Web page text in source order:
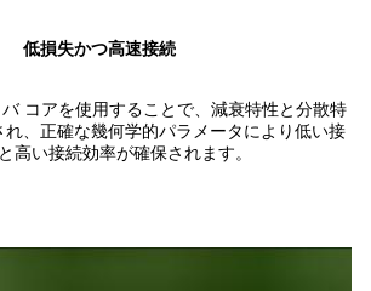
低損失かつ高速接続
コアを使用することで、減衰特性と分散特
、正確な幾何学的パラメータにより低い接
高い接続効率が確保されます。